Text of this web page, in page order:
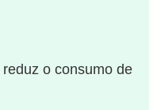
o consumo de